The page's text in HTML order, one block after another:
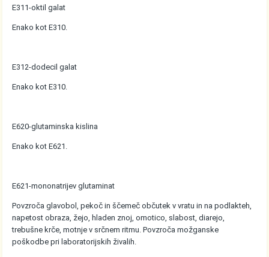
E311-oktil galat
Enako kot E310.
E312-dodecil galat
Enako kot E310.
E620-glutaminska kislina
Enako kot E621.
E621-mononatrijev glutaminat
Povzroča glavobol, pekoč in ščemeč občutek v vratu in na podlakteh,
napetost obraza, žejo, hladen znoj, omotico, slabost, diarejo,
trebušne krče, motnje v srčnem ritmu. Povzroča možganske
poškodbe pri laboratorijskih živalih.